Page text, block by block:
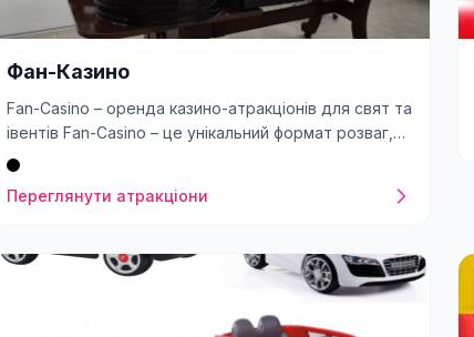
Фан-Казино
Fan-Casino – оренда казино-атракціонів для свят та
івентів Fan-Casino – це унікальний формат розваг,
який дозволяє створити атмосферу справжнього
асортименті – рулетка, покер, блекджек, ігрові
для корпоративів, приватних вечірок, презентацій,
весіль та великих івентів. Переваги Fan-Casino від
Переглянути атракціони